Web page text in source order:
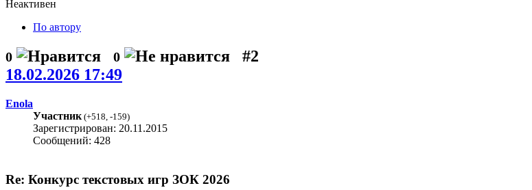
Неактивен
По автору
0 0
#2
18.02.2026 17:49
Enola
Участник(+518, -159)
Зарегистрирован: 20.11.2015
Сообщений: 428
Re: Конкурс текстовых игр ЗОК 2026